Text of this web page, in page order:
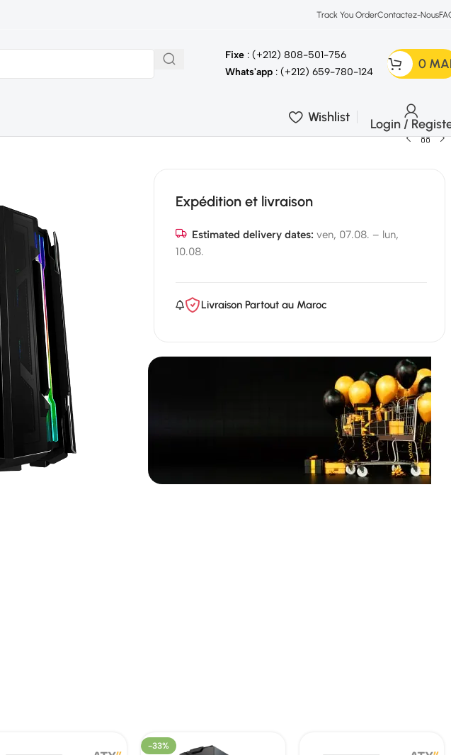
Track You OrderContactez-Nous
Fixe : (+212) 808-501-756
Whats'app : (+212) 659-780-124
0
Wishlist Login /
Expédition et livraison
Estimated delivery dates: ven, 07.08. – lun,
10.08.
Livraison Partout au Maroc
-33%